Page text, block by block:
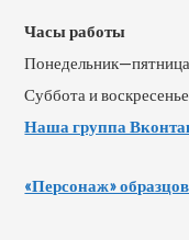
Часы работы
Суббота и
Наша группа
«Персонаж»